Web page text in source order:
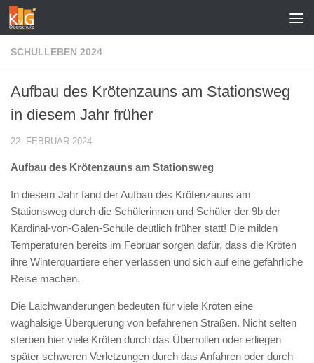
Zum Inhalt springen
SCHULLEBEN 2024
Aufbau des Krötenzauns am Stationsweg
in diesem Jahr früher
22. FEBRUAR 2024
Aufbau des Krötenzauns am Stationsweg
In diesem Jahr fand der Aufbau des Krötenzauns am
Stationsweg durch die Schülerinnen und Schüler der 9b der
Kardinal-von-Galen-Schule deutlich früher statt! Die milden
Temperaturen bereits im Februar sorgen dafür, dass die Kröten
ihre Winterquartiere eher verlassen und sich auf eine gefährliche
Reise machen.
Die Laichwanderungen bedeuten für viele Kröten eine
waghalsige Überquerung von befahrenen Straßen. Nicht selten
sterben hier viele Kröten durch das Überrollen oder erliegen
später schweren Verletzungen durch das Anfahren oder durch